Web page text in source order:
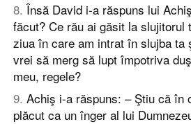
8. Însă David i-a răspuns lui
făcut? Ce rău ai găsit la slujitorul
ziua în care am intrat în slujba ta
vrei să merg să lupt împotriva
meu, regele?
9. Achiş i-a răspuns: – Ştiu că în
plăcut ca un înger al lui